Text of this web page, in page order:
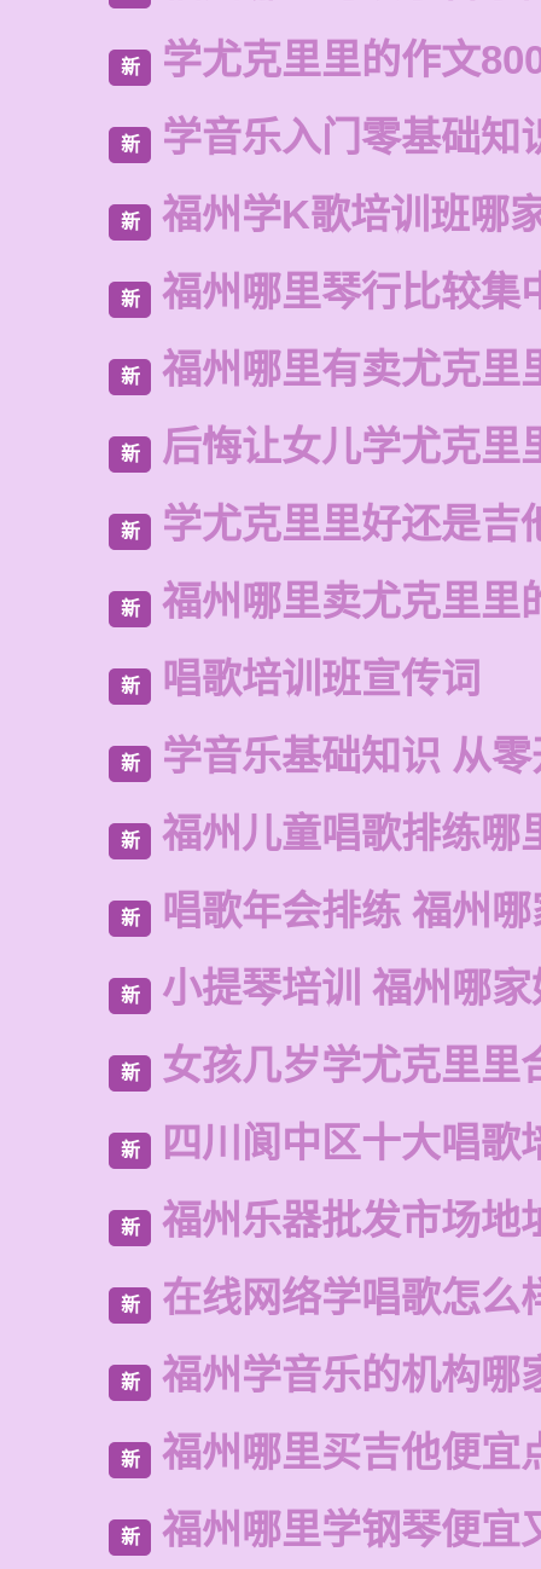
新 学尤克里里的作文
新 学音乐入门零基础知
新 福州学K歌培训班哪
新 福州哪里琴行比较集
新 福州哪里有卖尤克里
新 后悔让女儿学尤克里
新 学尤克里里好还是吉
新 福州哪里卖尤克里里
新 唱歌培训班宣传词
新 学音乐基础知识 从
新 福州儿童唱歌排练哪
新 唱歌年会排练 福州
新 小提琴培训 福州哪
新 女孩几岁学尤克里里
新 四川阆中区十大唱歌
新 福州乐器批发市场地
新 在线网络学唱歌怎么
新 福州学音乐的机构哪
新 福州哪里买吉他便宜
新 福州哪里学钢琴便宜